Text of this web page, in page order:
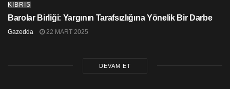
KIBRIS
Barolar Birliği: Yargının Tarafsızlığına Yönelik Bir Darbe
Gazedda 22 MART 2025
DEVAM ET